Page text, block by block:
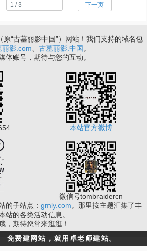
下一页
“古墓丽影中国”）网站！我们支持的域名包
丽影.com 古墓丽影.中国 。
账号，期待与您的互动。
本站官方微博
微信号tombraidercn
子站点： gmly.com。那里按主题汇集了丰
站的各类活动信息。
期待您常来逛逛！
免费建网站，就用卓老师建站。